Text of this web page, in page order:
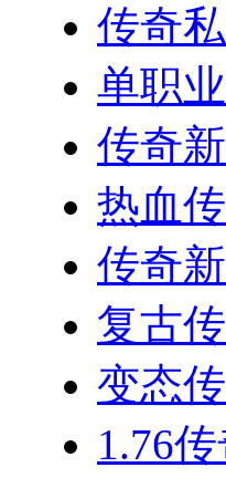
传奇
单职
传奇
热血
传奇
复古
变态
1.76